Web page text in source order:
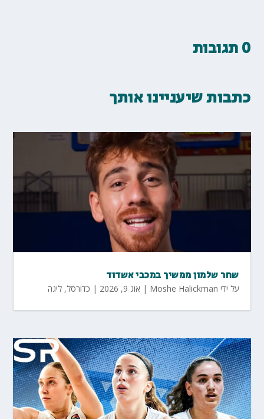
0 תגובות
כתבות שיעניינו אותך
שחר שלמון ממשיך במכבי אשדוד
על ידי Moshe Halickman
| אוג 9, 2026 | כדורסל,ליגה